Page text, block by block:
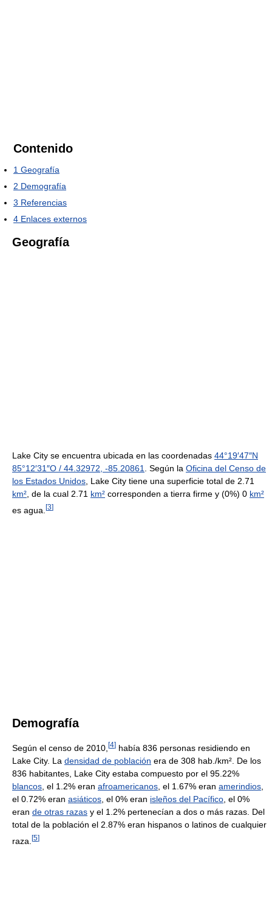
Contenido
1 Geografía
2 Demografía
3 Referencias
4 Enlaces externos
Geografía
Lake City se encuentra ubicada en las coordenadas 44°19′47″N
85°12′31″O / 44.32972 -85.20861 . Según la Oficina del Censo de
los Estados Unidos , Lake City tiene una superficie total de 2.71
km² , de la cual 2.71 km² corresponden a tierra firme y (0%) 0 km²
es agua. [3]
Demografía
Según el censo de 2010, [4] había 836 personas residiendo en
Lake City. La densidad de población era de 308 hab./km². De los
836 habitantes, Lake City estaba compuesto por el 95.22%
blancos , el 1.2% eran afroamericanos , el 1.67% eran amerindios
el 0.72% eran asiáticos , el 0% eran isleños del Pacífico , el 0%
eran de otras razas y el 1.2% pertenecían a dos o más razas. Del
total de la población el 2.87% eran hispanos o latinos de cualquier
raza. [5]